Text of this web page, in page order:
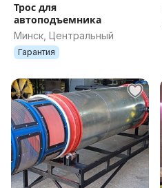
Трос для
автоподъемника
Минск, Центральный
Гарантия